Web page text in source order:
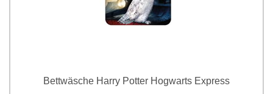
Bettwäsche Harry Potter Hogwarts Express